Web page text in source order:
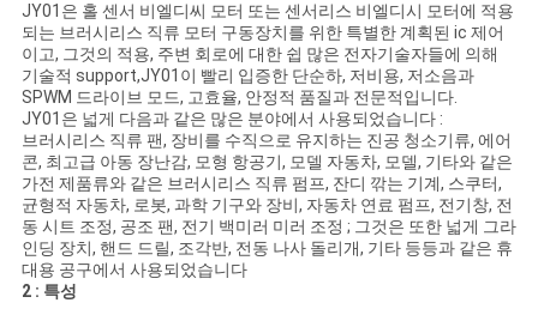
뉴
스
모
든
케
JY01은 홀 센서 비엘디씨 모터 또는 센서리스 비엘디시 모터에 적용
되는 브러시리스 직류 모터 구동장치를 위한 특별한 계획된 ic 제어
이고, 그것의 적용, 주변 회로에 대한 쉽 많은 전자기술자들에 의해
기술적 support,JY01이 빨리 입증한 단순하, 저비용, 저소음과
SPWM 드라이브 모드, 고효율, 안정적 품질과 전문적입니다.
JY01은 넓게 다음과 같은 많은 분야에서 사용되었습니다 :
브러시리스 직류 팬, 장비를 수직으로 유지하는 진공 청소기류, 에어
콘, 최고급 아동 장난감, 모형 항공기, 모델 자동차, 모델, 기타와 같은
가전 제품류와 같은 브러시리스 직류 펌프, 잔디 깎는 기계, 스쿠터,
균형적 자동차, 로봇, 과학 기구와 장비, 자동차 연료 펌프, 전기창, 전
동 시트 조정, 공조 팬, 전기 백미러 미러 조정 ; 그것은 또한 넓게 그라
인딩 장치, 핸드 드릴, 조각반, 전동 나사 돌리개, 기타 등등과 같은 휴
대용 공구에서 사용되었습니다
2 : 특성